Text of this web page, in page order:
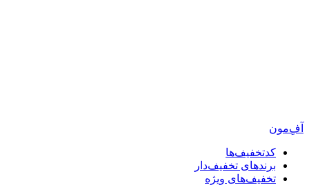
آفِ‌مون
کدتخفیف‌ها
برندهای تخفیف‌دار
تخفیف‌های ویژه